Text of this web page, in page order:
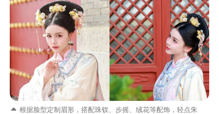
根据脸型定制眉形，搭配珠钗、步摇、绒花等配饰，轻点朱